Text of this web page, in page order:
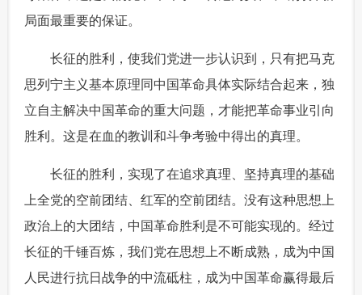
局面最重要的保证。
长征的胜利，使我们党进一步认识到，只有把马克
思列宁主义基本原理同中国革命具体实际结合起来，独
立自主解决中国革命的重大问题，才能把革命事业引向
胜利。这是在血的教训和斗争考验中得出的真理。
长征的胜利，实现了在追求真理、坚持真理的基础
上全党的空前团结、红军的空前团结。没有这种思想上
政治上的大团结，中国革命胜利是不可能实现的。经过
长征的千锤百炼，我们党在思想上不断成熟，成为中国
人民进行抗日战争的中流砥柱，成为中国革命赢得最后